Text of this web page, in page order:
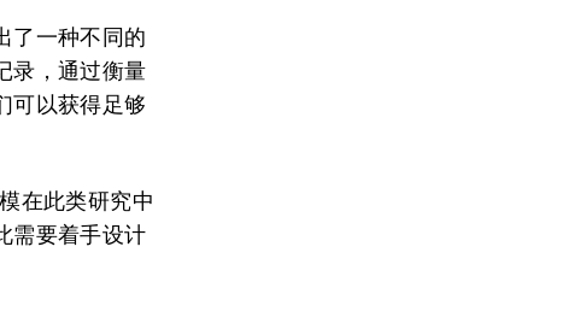
了一种不同的
录，通过衡量
可以获得足够
在此类研究中
需要着手设计